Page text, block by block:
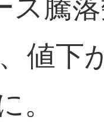
ス騰
値下
。